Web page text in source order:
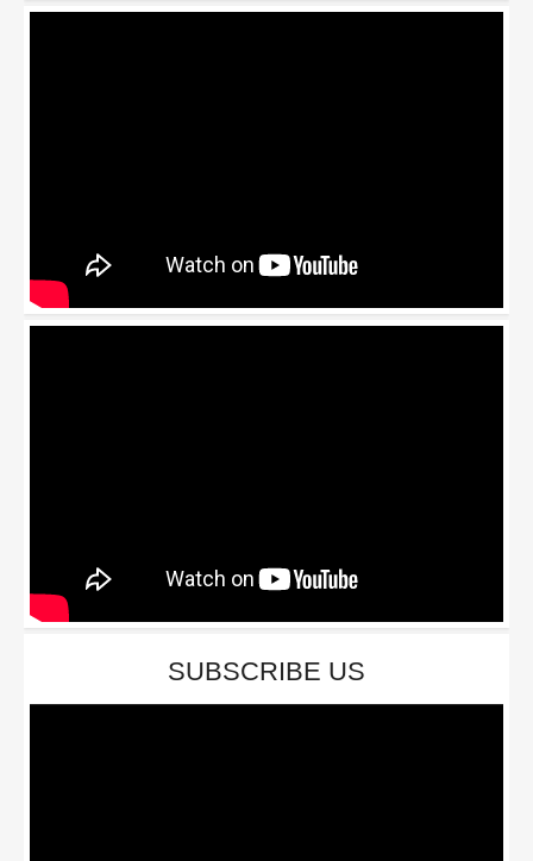
SUBSCRIBE US